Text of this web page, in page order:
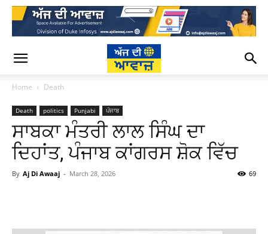
Home Death
Death politics Punjabi ਪੰਜਾਬ
ਸਾਬਕਾ ਮੰਤਰੀ ਲਾਲ ਸਿੰਘ ਦਾ
ਦਿਹਾਂਤ, ਪੰਜਾਬ ਕਾਂਗਰਸ ਸ਼ੋਕ ਵਿੱਚ
By Aj Di Awaaj - March 28, 2026 69